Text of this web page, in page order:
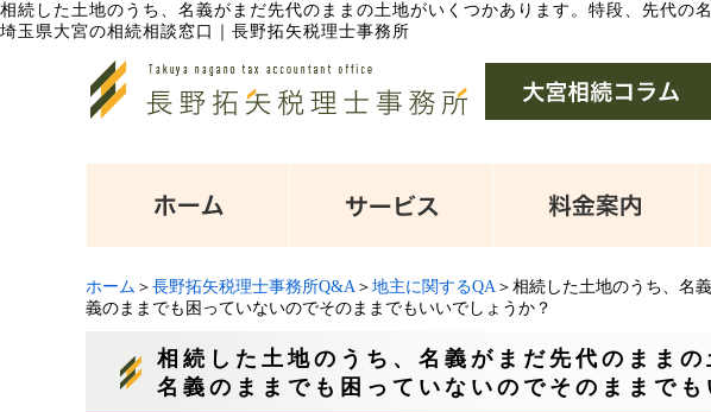
相続した土地のうち、名義がまだ先代のままの土地がいくつかあります。特段、先代の
埼玉県大宮の相続相談窓口｜長野拓矢税理士事務所
ホーム ＞ 長野拓矢税理士事務所Q&A ＞ 地主に関するQA ＞相続した土地のうち、名
義のままでも困っていないのでそのままでもいいでしょうか？
相続した土地のうち、名義がまだ先代のまま
名義のままでも困っていないのでそのままでも